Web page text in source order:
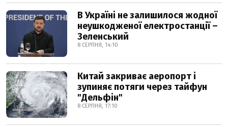
В Україні не залишилося жодної
неушкодженої електростанції –
Зеленський
8 СЕРПНЯ, 14:10
Китай закриває аеропорт і
зупиняє потяги через тайфун
"Дельфін"
8 СЕРПНЯ, 17:10